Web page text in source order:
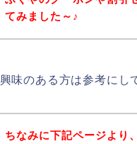
てみました～♪
味のある方は参考にし
ちなみに下記ページより